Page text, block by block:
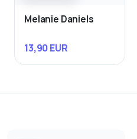
Melanie Daniels
13,90 EUR